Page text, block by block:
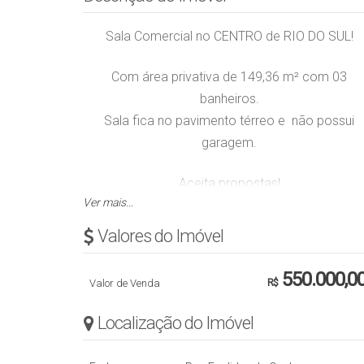
Sala Comercial no CENTRO de RIO DO SUL!
Com área privativa de 149,36 m² com 03
banheiros.
Sala fica no pavimento térreo e não possui
garagem.
Aceita propostas!
Ver mais...
Valores do Imóvel
R$
Valor de Venda
Localização do Imóvel